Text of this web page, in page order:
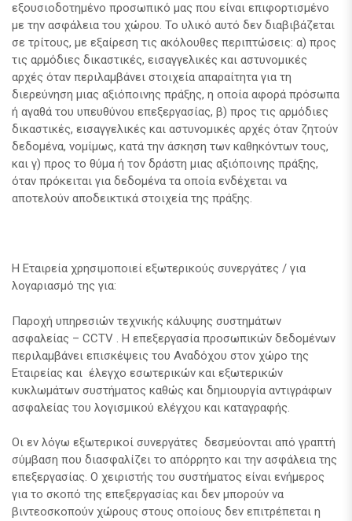
εξουσιοδοτημένο προσωπικό μας που είναι επιφορτισμένο
με την ασφάλεια του χώρου. Το υλικό αυτό δεν διαβιβάζεται
σε τρίτους, με εξαίρεση τις ακόλουθες περιπτώσεις: α) προς
τις αρμόδιες δικαστικές, εισαγγελικές και αστυνομικές
αρχές όταν περιλαμβάνει στοιχεία απαραίτητα για τη
διερεύνηση μιας αξιόποινης πράξης, η οποία αφορά πρόσωπα
ή αγαθά του υπευθύνου επεξεργασίας, β) προς τις αρμόδιες
δικαστικές, εισαγγελικές και αστυνομικές αρχές όταν ζητούν
δεδομένα, νομίμως, κατά την άσκηση των καθηκόντων τους,
και γ) προς το θύμα ή τον δράστη μιας αξιόποινης πράξης,
όταν πρόκειται για δεδομένα τα οποία ενδέχεται να
αποτελούν αποδεικτικά στοιχεία της πράξης.
Η Εταιρεία χρησιμοποιεί εξωτερικούς συνεργάτες / για
λογαριασμό της για:
Παροχή υπηρεσιών τεχνικής κάλυψης συστημάτων
ασφαλείας – CCTV . H επεξεργασία προσωπικών δεδομένων
περιλαμβάνει επισκέψεις του Αναδόχου στον χώρο της
Εταιρείας και έλεγχο εσωτερικών και εξωτερικών
κυκλωμάτων συστήματος καθώς και δημιουργία αντιγράφων
ασφαλείας του λογισμικού ελέγχου και καταγραφής.
Οι εν λόγω εξωτερικοί συνεργάτες δεσμεύονται από γραπτή
σύμβαση που διασφαλίζει το απόρρητο και την ασφάλεια της
επεξεργασίας. Ο χειριστής του συστήματος είναι ενήμερος
για το σκοπό της επεξεργασίας και δεν μπορούν να
βιντεοσκοπούν χώρους στους οποίους δεν επιτρέπεται η